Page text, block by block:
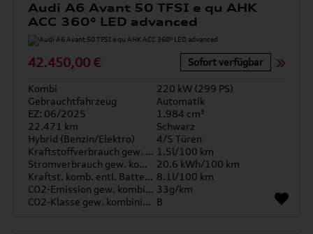
Audi A6 Avant 50 TFSI e qu AHK
ACC 360° LED advanced
42.450,00 € Sofort verfügbar
Kombi
220 kW (299 PS)
Gebrauchtfahrzeug
Automatik
EZ: 06/2025
1.984 cm³
22.471 km
Schwarz
Hybrid (Benzin/Elektro)
4/5 Türen
Kraftstoffverbrauch gew. kombiniert 1.5l/100 km
Stromverbrauch gew. kombiniert
20.6 kWh/100 km
Kraftst. komb. entl. Batterie 8.1l/100 km
CO2-Emission gew. kombiniert 33g/km
CO2-Klasse gew. kombiniert B